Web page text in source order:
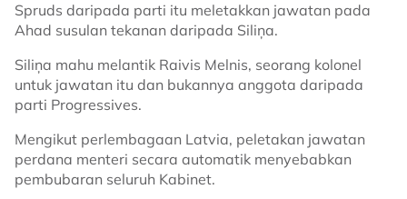
Spruds daripada parti itu meletakkan jawatan pada
Ahad susulan tekanan daripada Siliņa.
Siliņa mahu melantik Raivis Melnis, seorang kolonel
untuk jawatan itu dan bukannya anggota daripada
parti Progressives.
Mengikut perlembagaan Latvia, peletakan jawatan
perdana menteri secara automatik menyebabkan
pembubaran seluruh Kabinet.